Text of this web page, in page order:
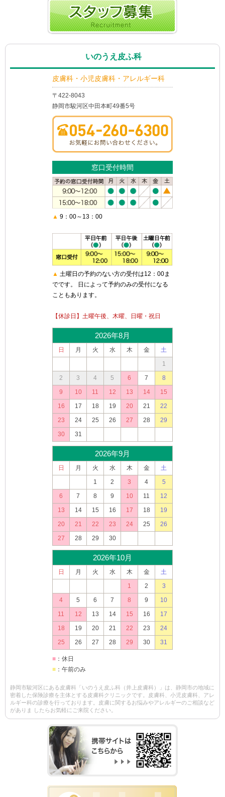
いのうえ皮ふ科
皮膚科・小児皮膚科・アレルギー科
〒422-8043
静岡市駿河区中田本町49番5号
窓口受付時間
▲ 9：00～13：00
▲ 土曜日の予約のない方の受付は12：00ま
でです。 日によって予約のみの受付になる
こともあります。
【休診日】土曜午後、木曜、日曜・祝日
2026年8月
日 月 火 水 木 金
土
1
2
3 4 5 6 7
8
9
10 11 12 13 14
15
16
17 18 19 20 21
22
23
24 25 26 27 28
29
30
31
2026年9月
日 月 火 水 木 金
土
1
2 3 4
5
6
7 8 9 10 11
12
13
14 15 16 17 18
19
20
21 22 23 24 25
26
27
28 29 30
2026年10月
日 月 火 水 木 金
土
1
2
3
4
5 6 7 8 9
10
11
12 13 14 15 16
17
18
19 20 21 22 23
24
25
26 27 28 29 30 31
■ ：休日
■ ：午前のみ
静岡市駿河区にある皮膚科「いのうえ皮ふ科（井上皮膚科）」は、静岡市の地域に
密着した保険診療を主体とする皮膚科クリニックです。皮膚科、小児皮膚科、アレ
ルギー科の診療を行っております。皮膚に関するお悩みやアレルギーのご相談など
がありま したらお気軽にご来院ください。